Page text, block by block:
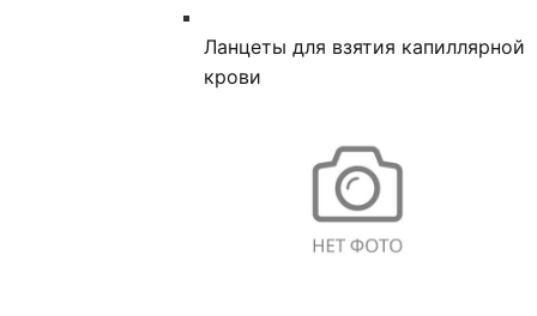
Ланцеты для взятия капиллярной
крови